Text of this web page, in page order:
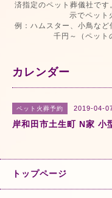
済指定のペット葬儀社で
示でペット
例：ハムスター、小鳥な
千円～（ペット
カレンダー
ペット火葬予約 2019-04-
岸和田市土生町 N家 小
トップページ